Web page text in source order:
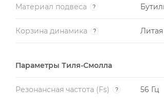
Материал подвеса ?
Корзина динамика ?
Параметры Тиля-Смолла
Резонансная частота (Fs) ? 56 Гц